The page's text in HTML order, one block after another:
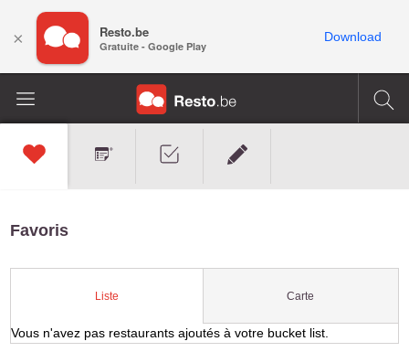
Favoris
Liste Carte
Vous n'avez pas restaurants ajoutés à votre bucket list.
× Resto.be
Gratuite - Google Play
Download